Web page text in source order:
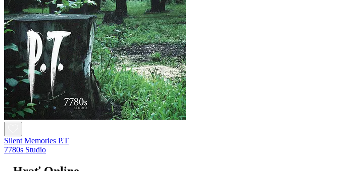
Silent Memories P.T
7780s Studio